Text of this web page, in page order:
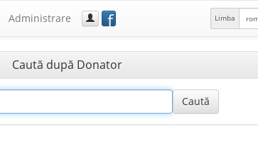
Administrare f Limba
Caută după Donator